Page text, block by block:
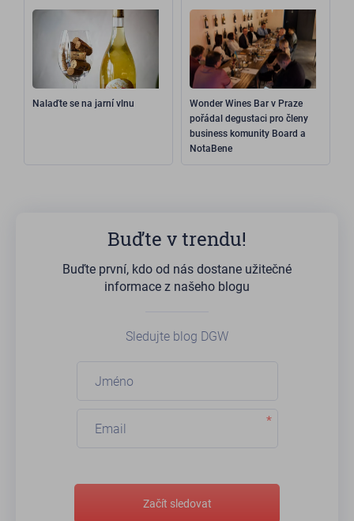
Nalaďte se na jarní vlnu
Wonder Wines Bar v Praze
pořádal degustaci pro členy
business komunity Board a
NotaBene
Buďte v trendu!
Buďte první, kdo od nás dostane užitečné
informace z našeho blogu
Sledujte blog DGW
*
Začít sledovat